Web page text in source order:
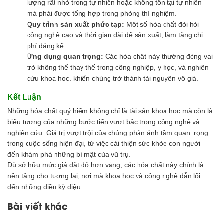
lượng rất nhỏ trong tự nhiên hoặc không tồn tại tự nhiên
mà phải được tổng hợp trong phòng thí nghiệm.
Quy trình sản xuất phức tạp: Một số hóa chất đòi hỏi
công nghệ cao và thời gian dài để sản xuất, làm tăng chi
phí đáng kể.
Ứng dụng quan trọng: Các hóa chất này thường đóng vai
trò không thể thay thế trong công nghiệp, y học, và nghiên
cứu khoa học, khiến chúng trở thành tài nguyên vô giá.
Kết Luận
Những hóa chất quý hiếm không chỉ là tài sản khoa học mà còn là
biểu tượng của những bước tiến vượt bậc trong công nghệ và
nghiên cứu. Giá trị vượt trội của chúng phản ánh tầm quan trọng
trong cuộc sống hiện đại, từ việc cải thiện sức khỏe con người
đến khám phá những bí mật của vũ trụ.
Dù sở hữu mức giá đắt đỏ hơn vàng, các hóa chất này chính là
nền tảng cho tương lai, nơi mà khoa học và công nghệ dẫn lối
đến những điều kỳ diệu.
Bài viết khác